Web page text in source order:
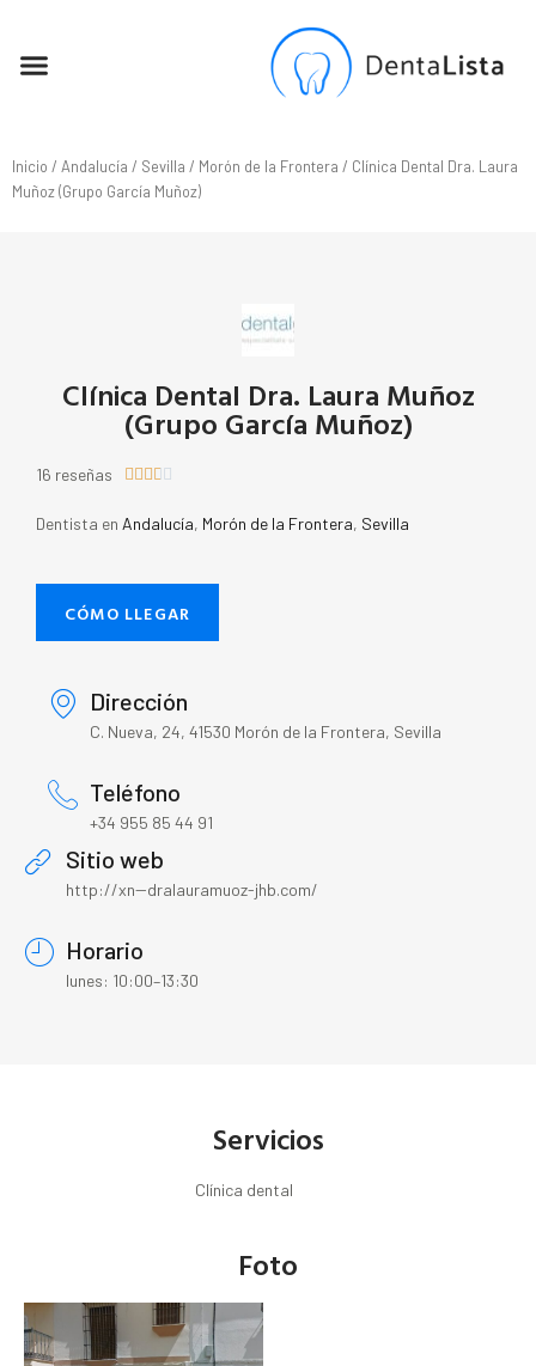
Inicio / Andalucía / Sevilla / Morón de la Frontera / Clínica Dental Dra. Laura
Muñoz (Grupo García Muñoz)
Clínica Dental Dra. Laura Muñoz
(Grupo García Muñoz)
16 reseñas     
Dentista en Andalucía, Morón de la Frontera, Sevilla
CÓMO LLEGAR
Dirección
C. Nueva, 24, 41530 Morón de la Frontera, Sevilla
Teléfono
+34 955 85 44 91
Sitio web
http://xn--dralauramuoz-jhb.com/
Horario
lunes: 10:00–13:30
Servicios
Clínica dental
Foto